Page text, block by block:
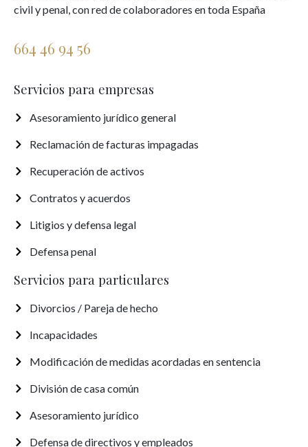
civil y penal, con red de colaboradores en toda España
664 46 94 56
Servicios para empresas
Asesoramiento jurídico general
Reclamación de facturas impagadas
Recuperación de activos
Contratos y acuerdos
Litigios y defensa legal
Defensa penal
Servicios para particulares
Divorcios / Pareja de hecho
Incapacidades
Modificación de medidas acordadas en sentencia
División de casa común
Asesoramiento jurídico
Defensa de directivos y empleados